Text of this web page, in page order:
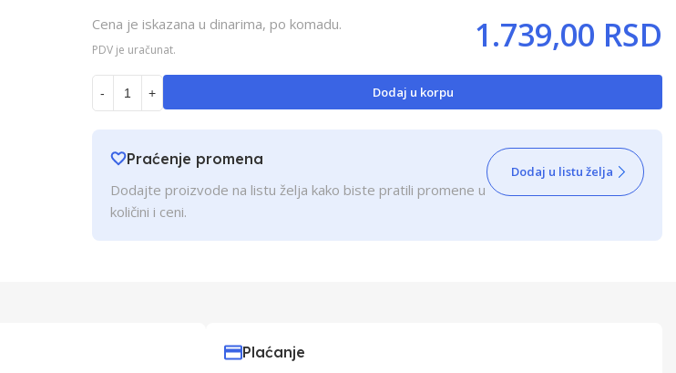
Cena je iskazana u dinarima, po komadu.
PDV je uračunat. 1.739,00 RSD
- + Dodaj u korpu
Praćenje promena
Dodajte proizvode na listu želja kako biste pratili promene u
količini i ceni.
Dodaj u listu želja
Plaćanje